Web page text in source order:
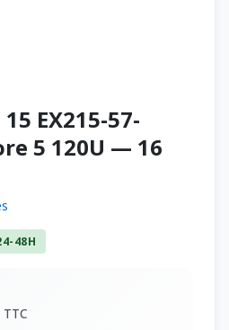
EX215-57-
5 120U — 16
48H
TTC